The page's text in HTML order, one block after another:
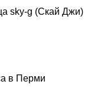
sky-g (Скай Джи)
в Перми